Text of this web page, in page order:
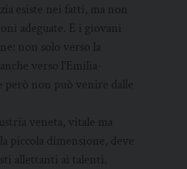
esiste nei fatti, ma non
adeguate. E i giovani
non solo verso la
verso l’Emilia-
però non può venire dalle
veneta, vitale ma
piccola dimensione, deve
allettanti ai talenti.